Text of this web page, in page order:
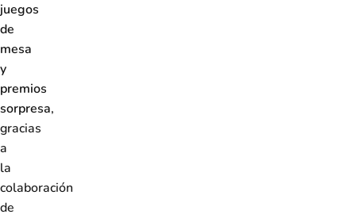
juegos
de
mesa
y
premios
sorpresa,
gracias
a
la
colaboración
de